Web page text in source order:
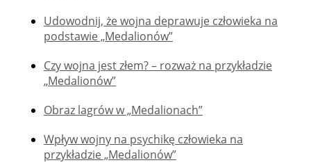
Udowodnij, że wojna deprawuje człowieka na
podstawie „Medalionów”
Czy wojna jest złem? – rozważ na przykładzie
„Medalionów”
Obraz lagrów w „Medalionach”
Wpływ wojny na psychikę człowieka na
przykładzie „Medalionów”